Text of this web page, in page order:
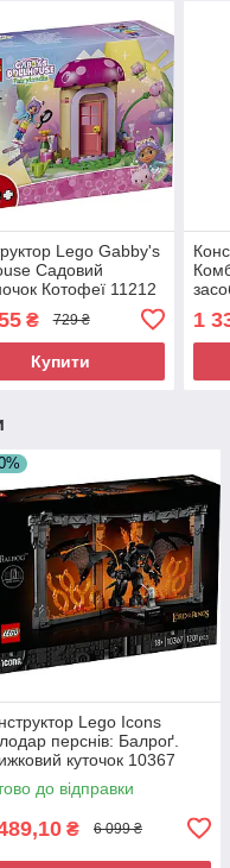
Lego Gabby's
Садовий
Котофеї 11212
₴ 729 ₴
Купити
1
Lego Icons
перснів: Балроґ.
куточок 10367
до відправки
₴ 6 099 ₴